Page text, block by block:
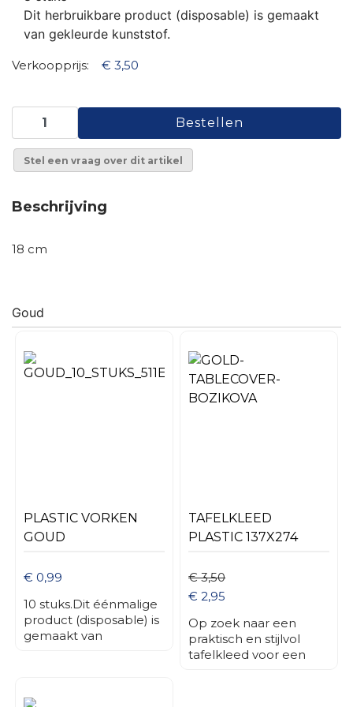
Dit herbruikbare product (disposable) is gemaakt
van gekleurde kunststof.
Verkoopprijs: € 3,50
Stel een vraag over dit artikel
Beschrijving
18 cm
Goud
PLASTIC VORKEN
GOUD
€ 0,99
10 stuks.Dit éénmalige
product (disposable) is
gemaakt van
TAFELKLEED
PLASTIC 137X274
€ 3,50
€ 2,95
Op zoek naar een
praktisch en stijlvol
tafelkleed voor een